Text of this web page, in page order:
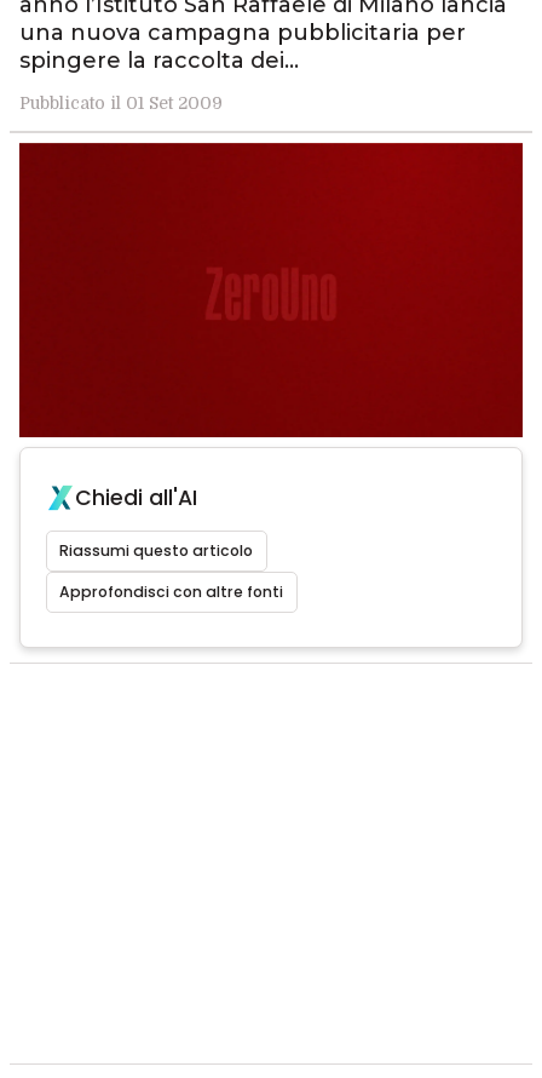
una nuova campagna pubblicitaria per
spingere la raccolta dei…
Pubblicato il 01 Set 2009
Chiedi all'AI
Riassumi questo articolo
Approfondisci con altre fonti